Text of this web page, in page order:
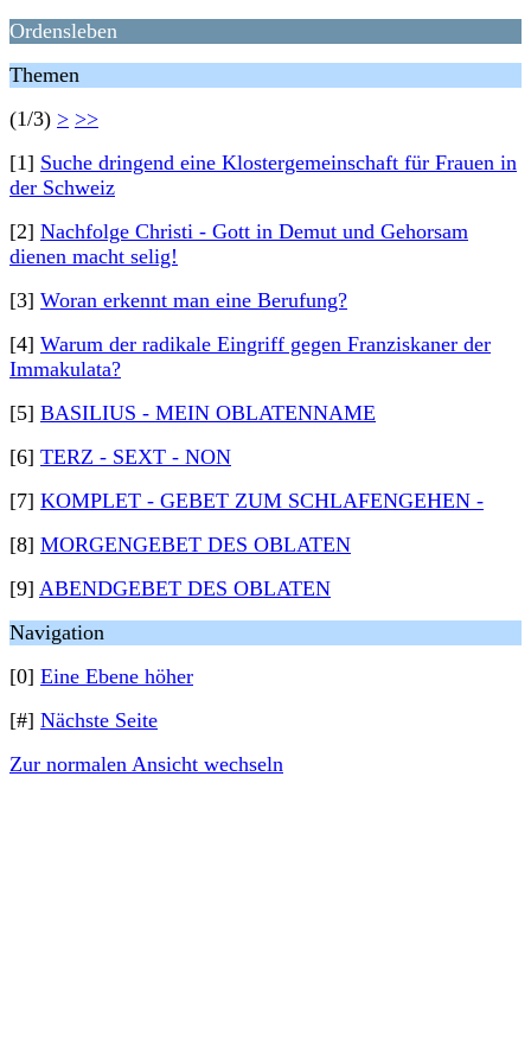
Ordensleben
Themen
(1/3) > >>
[1] Suche dringend eine Klostergemeinschaft für Frauen in
der Schweiz
[2] Nachfolge Christi - Gott in Demut und Gehorsam
dienen macht selig!
[3] Woran erkennt man eine Berufung?
[4] Warum der radikale Eingriff gegen Franziskaner der
Immakulata?
[5] BASILIUS - MEIN OBLATENNAME
[6] TERZ - SEXT - NON
[7] KOMPLET - GEBET ZUM SCHLAFENGEHEN -
[8] MORGENGEBET DES OBLATEN
[9] ABENDGEBET DES OBLATEN
Navigation
[0] Eine Ebene höher
[#] Nächste Seite
Zur normalen Ansicht wechseln